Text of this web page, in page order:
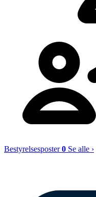
Bestyrelsesposter0 Se alle ›